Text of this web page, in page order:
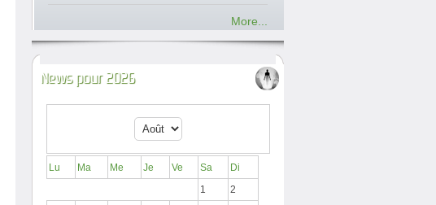
More...
News pour 2026
Lu Ma Me Je Ve Sa
Di
1
2